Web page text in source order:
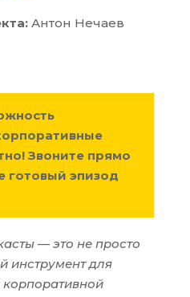
Антон Нечаев
Звоните прямо
готовый эпизод
— это не просто
инструмент для